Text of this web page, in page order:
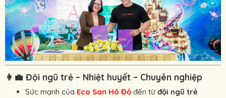
👩‍💼 Đội ngũ trẻ – Nhiệt huyết – Chuyên nghiệp
Sức mạnh của Eco San Hô Đỏ đến từđội ngũ trẻ